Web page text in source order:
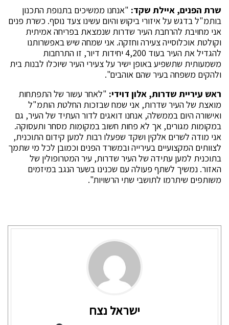
שרת הפנים, איילת שקד:"אנחנו ממשיכים בתנופת התכנון
בותמ"ל בדגש על איזורי ביקוש והיום עשינו צעד נוסף. כשרת פנים
אני מחויבת להרחבת העיר שדרות שנמצאת בפריחה אמיתית
וקולטת אוכלוסייה צעירה וחזקה. אני שמחה שיש באפשרותנו
להגדיל את העיר בעוד 4,200 יחידות דיור, זו התרחבות
משמעותית שתשפיע באופן ישיר על צעירי העיר שיוכלו לבנות בית
ולהקים משפחה בעיר שהם אוהבים".
ראש עיריית שדרות, אלון דוידי:"לאחר עשור של התפתחות
מואצת של העיר שדרות, אני שמח שבזכות החלטת הותמ"ל
ואישורה היום בממשלה, אנחנו דואגים לדור העתיד של העיר, גם
במקומות מגורים, אך לא פחות חשוב במקומות מסחר ותעסוקה.
אני מודה לשרים אלקין ושקד שפעלו רבות למען קידום התוכנית,
לצוותים המקצועיים בעירייה ובמשרד הפנים וכמובן לכל מי שתמך
בתוכנית למען עתידה של העיר שדרות, עיר המטרופולין של
האזור. נמשיך לשתף פעולה עם שכנינו בשער הנגב במיזמים
משותפים שיתרמו לתושבי שתי הרשויות".
ישראל נצח